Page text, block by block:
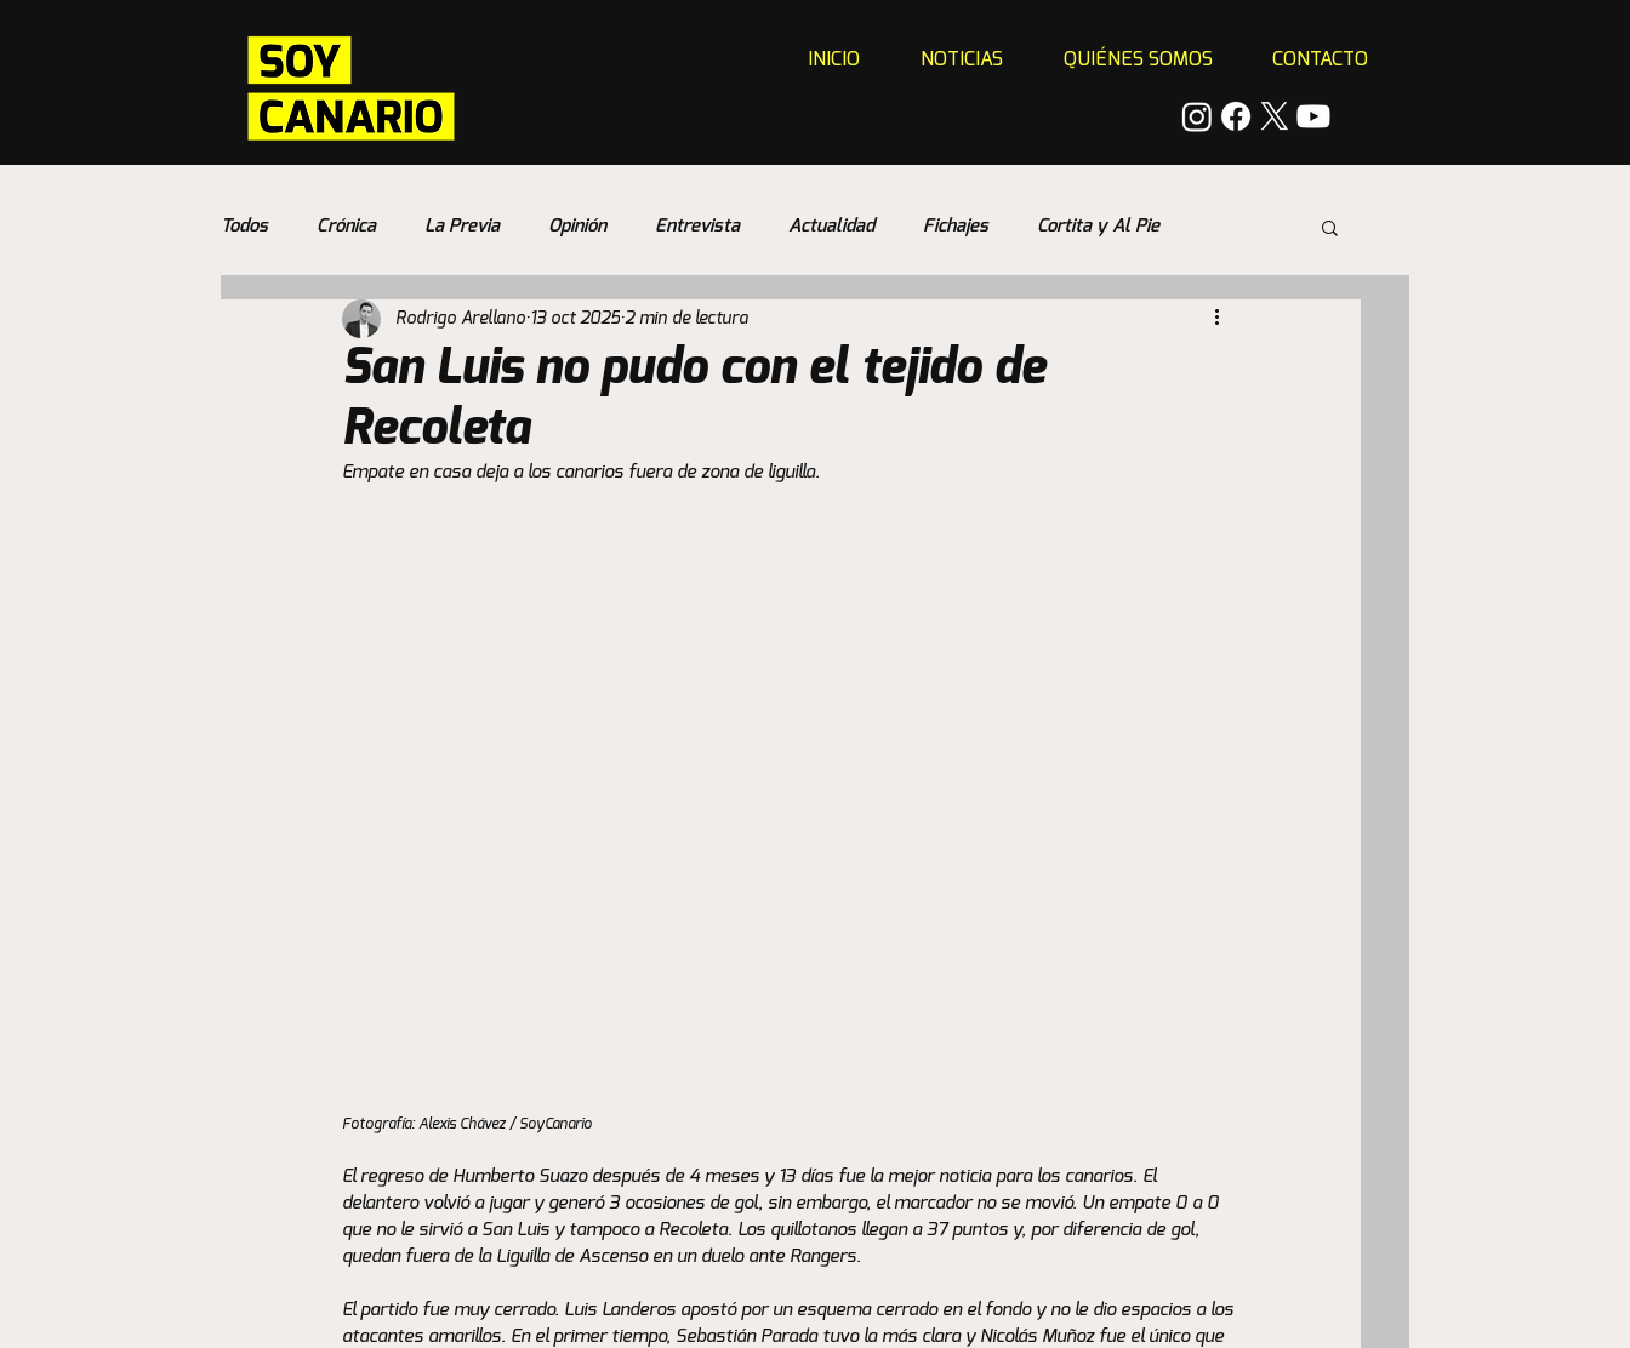
INICIO NOTICIAS QUIÉNES SOMOS CONTACTO
Todos Crónica La Previa Opinión Entrevista Actualidad Fichajes Cortita y Al Pie
San Luis no pudo con el tejido de
Recoleta
Rodrigo Arellano 13 oct 2025 2 min de lectura
Empate en casa deja a los canarios fuera de zona de liguilla.
Fotografía: Alexis Chávez / SoyCanario
El regreso de Humberto Suazo después de 4 meses y 13 días fue la mejor noticia para los canarios. El
delantero volvió a jugar y generó 3 ocasiones de gol, sin embargo, el marcador no se movió. Un empate 0 a 0
que no le sirvió a San Luis y tampoco a Recoleta. Los quillotanos llegan a 37 puntos y, por diferencia de gol,
quedan fuera de la Liguilla de Ascenso en un duelo ante Rangers.
El partido fue muy cerrado. Luis Landeros apostó por un esquema cerrado en el fondo y no le dio espacios a los
atacantes amarillos. En el primer tiempo, Sebastián Parada tuvo la más clara y Nicolás Muñoz fue el único que